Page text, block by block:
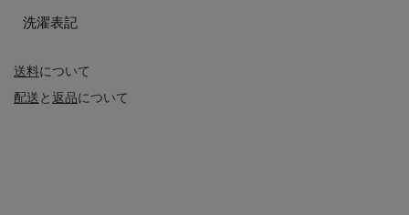
送料について
配送と返品について
洗濯表記